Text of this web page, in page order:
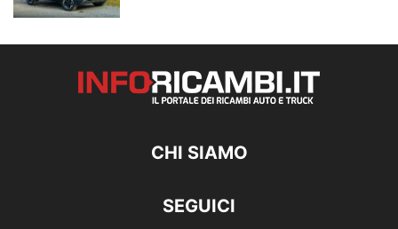
CHI SIAMO
SEGUICI